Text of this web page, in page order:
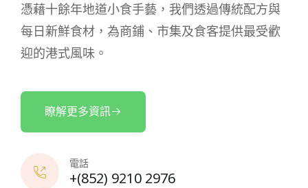
憑藉十餘年地道小食手藝，我們透過傳統配方與
每日新鮮食材，為商鋪、市集及食客提供最受歡
迎的港式風味。
瞭解更多資訊
電話
+(852) 9210 2976